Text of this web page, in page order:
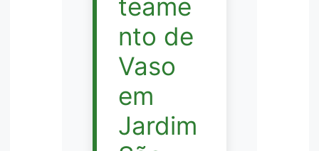
teame
nto de
Vaso
em
Jardim